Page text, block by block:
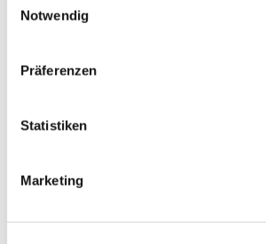
Notwendig
Präferenzen
Statistiken
Marketing